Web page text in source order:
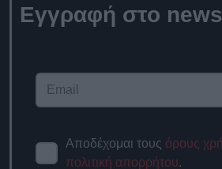
Εγγραφή στο
Αποδέχομαι τους όρους
πολιτική απορρήτου.